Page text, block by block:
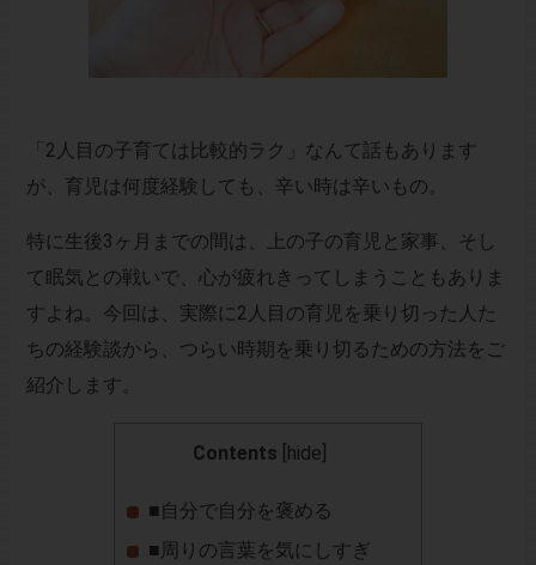
「2人目の子育ては比較的ラク」なんて話もあります
が、育児は何度経験しても、辛い時は辛いもの。
特に生後3ヶ月までの間は、上の子の育児と家事、そし
て眠気との戦いで、心が疲れきってしまうこともありま
すよね。今回は、実際に2人目の育児を乗り切った人た
ちの経験談から、つらい時期を乗り切るための方法をご
紹介します。
Contents hide
■自分で自分を褒める
■周りの言葉を気にしすぎ